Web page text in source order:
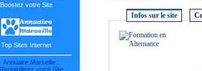
Boostez votre Site
Top Sites Internet
Infos sur le site